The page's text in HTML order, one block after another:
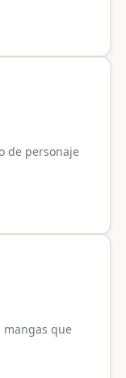
de personaje
mangas que